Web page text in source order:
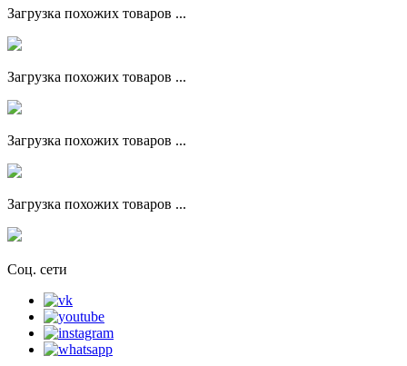
Загрузка похожих товаров ...
Загрузка похожих товаров ...
Загрузка похожих товаров ...
Загрузка похожих товаров ...
Соц. сети